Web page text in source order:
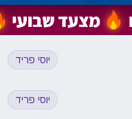
יוסי פריד
יוסי פריד